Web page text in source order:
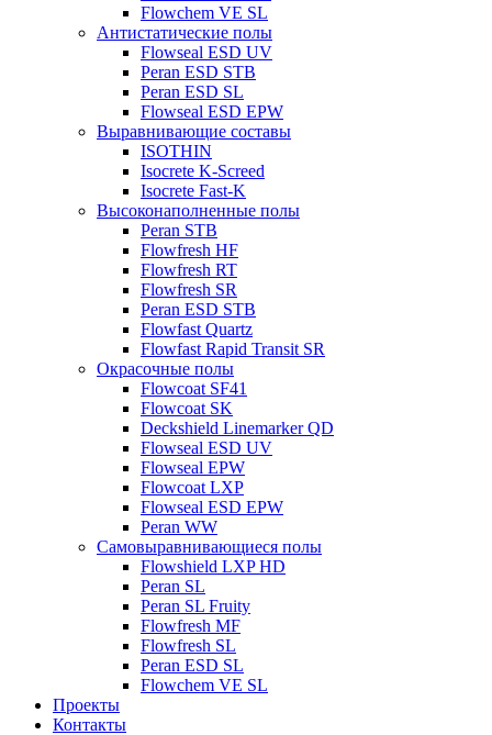
Flowchem VE SL
Антистатические полы
Flowseal ESD UV
Peran ESD STB
Peran ESD SL
Flowseal ESD EPW
Выравнивающие составы
ISOTHIN
Isocrete K-Screed
Isocrete Fast-K
Высоконаполненные полы
Peran STB
Flowfresh HF
Flowfresh RT
Flowfresh SR
Peran ESD STB
Flowfast Quartz
Flowfast Rapid Transit SR
Окрасочные полы
Flowcoat SF41
Flowcoat SK
Deckshield Linemarker QD
Flowseal ESD UV
Flowseal EPW
Flowcoat LXP
Flowseal ESD EPW
Peran WW
Самовыравнивающиеся полы
Flowshield LXP HD
Peran SL
Peran SL Fruity
Flowfresh MF
Flowfresh SL
Peran ESD SL
Flowchem VE SL
Проекты
Контакты